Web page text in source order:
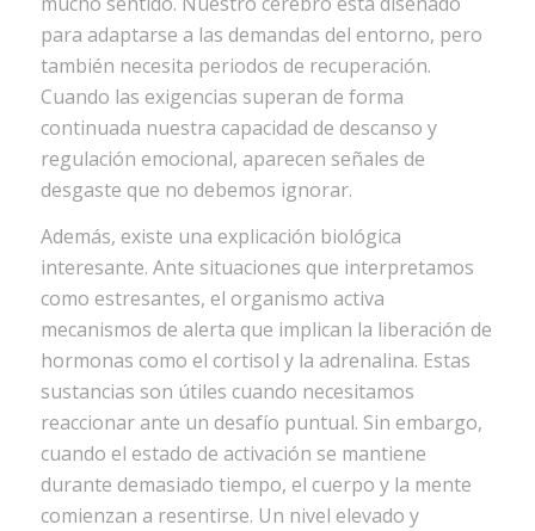
para adaptarse a las demandas del entorno, pero
también necesita periodos de recuperación.
Cuando las exigencias superan de forma
continuada nuestra capacidad de descanso y
regulación emocional, aparecen señales de
desgaste que no debemos ignorar.
Además, existe una explicación biológica
interesante. Ante situaciones que interpretamos
como estresantes, el organismo activa
mecanismos de alerta que implican la liberación de
hormonas como el cortisol y la adrenalina. Estas
sustancias son útiles cuando necesitamos
reaccionar ante un desafío puntual. Sin embargo,
cuando el estado de activación se mantiene
durante demasiado tiempo, el cuerpo y la mente
comienzan a resentirse. Un nivel elevado y